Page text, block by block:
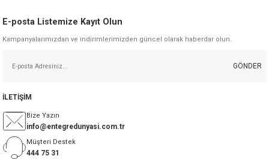
Gönder
E-posta Listemize Kayıt Olun
Kampanyalarımızdan ve indirimlerimizden güncel olarak haberdar olun.
GÖNDER
İLETİŞİM
Bize Yazın
info@entegredunyasi.com.tr
Müşteri Destek
444 75 31